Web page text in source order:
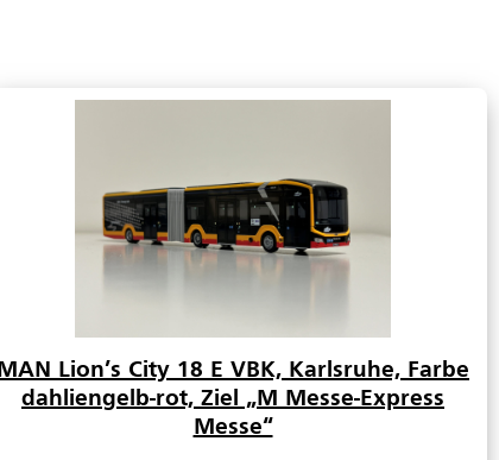
MAN Lion’s City 18 E VBK, Karlsruhe, Farbe
dahliengelb-rot, Ziel „M Messe-Express
Messe“